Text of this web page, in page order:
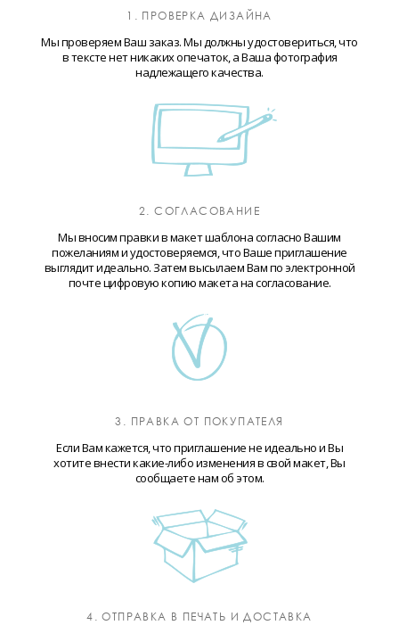
1. ПРОВЕРКА ДИЗАЙНА
Мы проверяем Ваш заказ. Мы должны удостовериться, что
в тексте нет никаких опечаток, а Ваша фотография
надлежащего качества.
2. СОГЛАСОВАНИЕ
Мы вносим правки в макет шаблона согласно Вашим
пожеланиям и удостоверяемся, что Ваше приглашение
выглядит идеально. Затем высылаем Вам по электронной
почте цифровую копию макета на согласование.
3. ПРАВКА ОТ ПОКУПАТЕЛЯ
Если Вам кажется, что приглашение не идеально и Вы
хотите внести какие-либо изменения в свой макет, Вы
сообщаете нам об этом.
4. ОТПРАВКА В ПЕЧАТЬ И ДОСТАВКА